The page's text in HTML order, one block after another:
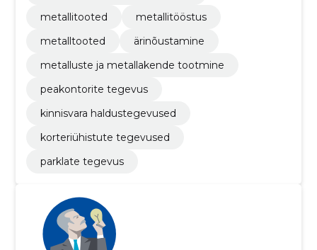
metallitooted
metallitööstus
metalltooted
ärinõustamine
metalluste ja metallakende tootmine
peakontorite tegevus
kinnisvara haldustegevused
korteriühistute tegevused
parklate tegevus